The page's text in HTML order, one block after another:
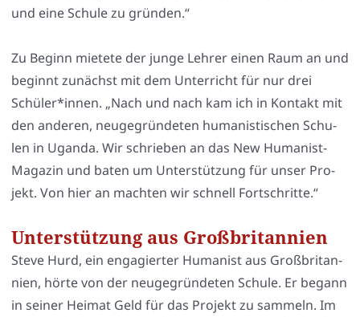
und eine Schu­le zu grün­den.“
Zu Beginn mie­te­te der jun­ge Leh­rer einen Raum an und
beginnt zunächst mit dem Unter­richt für nur drei
Schüler*innen. „Nach und nach kam ich in Kon­takt mit
den ande­ren, neu­ge­grün­de­ten huma­nis­ti­schen Schu­
len in Ugan­da. Wir schrie­ben an das New Huma­nist-
Maga­zin und baten um Unter­stüt­zung für unser Pro­
jekt. Von hier an mach­ten wir schnell Fort­schrit­te.“
Unterstützung aus Großbritannien
Ste­ve Hurd, ein enga­gier­ter Huma­nist aus Groß­bri­tan­
ni­en, hör­te von der neu­ge­grün­de­ten Schu­le. Er begann
in sei­ner Hei­mat Geld für das Pro­jekt zu sam­meln. Im